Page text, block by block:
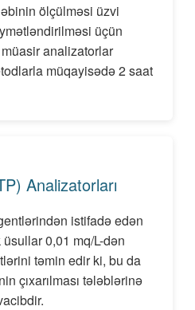
ölçülməsi üzvi
üçün
analizatorlar
müqayisədə 2 saat
Analizatorları
istifadə edən
0,01 mq/L-dən
təmin edir ki, bu da
çıxarılması tələblərinə